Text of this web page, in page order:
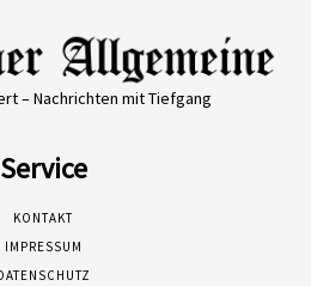
– Nachrichten mit Tiefgang
Service
KONTAKT
IMPRESSUM